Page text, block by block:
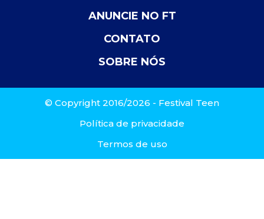
ANUNCIE NO FT
CONTATO
SOBRE NÓS
© Copyright 2016/2026 - Festival Teen
Política de privacidade
Termos de uso